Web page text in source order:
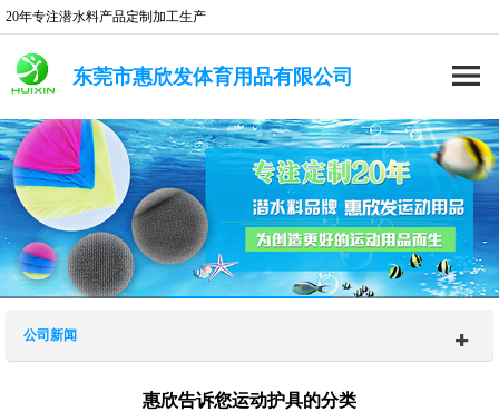
20年专注潜水料产品定制加工生产
东莞市惠欣发体育用品有限公司
公司新闻
惠欣告诉您运动护具的分类